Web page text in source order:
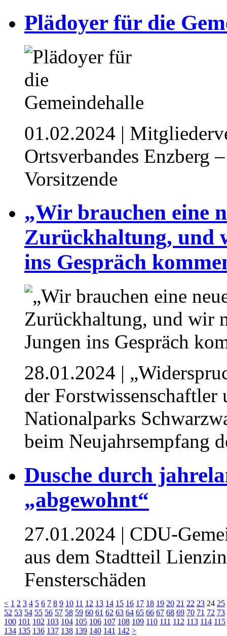
Plädoyer für die
01.02.2024 |
Ortsverbandes Enzberg
Vorsitzende
„Wir brauchen eine
Zurückhaltung, und
ins Gespräch
28.01.2024 |
der Forstwissenschaftler
Nationalparks
beim Neujahrsempfang
Dusche durch
„abgewohnt“
27.01.2024 | CDU-
aus dem Stadtteil
Fensterschäden
< 1 2 3 4 5 6 7 8 9 10 11 12 13 14 15 16 17 18 19 20 21 22 23 24 25
52 53 54 55 56 57 58 59 60 61 62 63 64 65 66 67 68 69 70 71 72 73
100 101 102 103 104 105 106 107 108 109 110 111 112 113 114 115
134 135 136 137 138 139 140 141 142 >